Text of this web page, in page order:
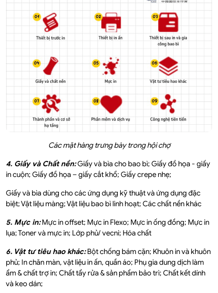
Các mặt hàng trưng bày trong hội chợ
‍4. Giấy và Chất nền:Giấy và bìa cho bao bì; Giấy đồ họa - giấy
in cuộn; Giấy đồ họa – giấy cắt khổ; Giấy crepe nhẹ;
Giấy và bìa dùng cho các ứng dụng kỹ thuật và ứng dụng đặc
biệt; Vật liệu màng; Vật liệu bao bì linh hoạt; Các chất nền khác
‍5. Mực in:Mực in offset; Mực in Flexo; Mực in ống đồng; Mực in
lụa; Toner và mực in; Lớp phủ/ vecni; Hóa chất
‍6. Vật tư tiêu hao khác:Bột chống bám cặn; Khuôn in và khuôn
phủ; In chăn màn, vật liệu in ấn, quần áo; Phụ gia dung dịch làm
ẩm & chất trợ in; Chất tẩy rửa & sản phẩm bảo trì; Chất kết dính
và keo dán;